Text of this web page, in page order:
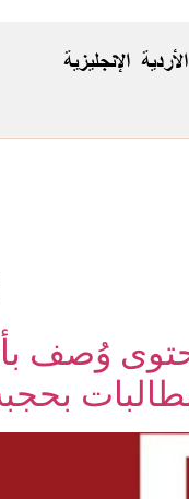
الإنجليزية الأردية
وُصف